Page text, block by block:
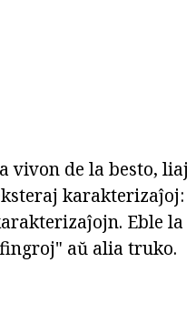
vivon de la besto, liaj
karakterizaĵoj:
Eble la
aŭ alia truko.